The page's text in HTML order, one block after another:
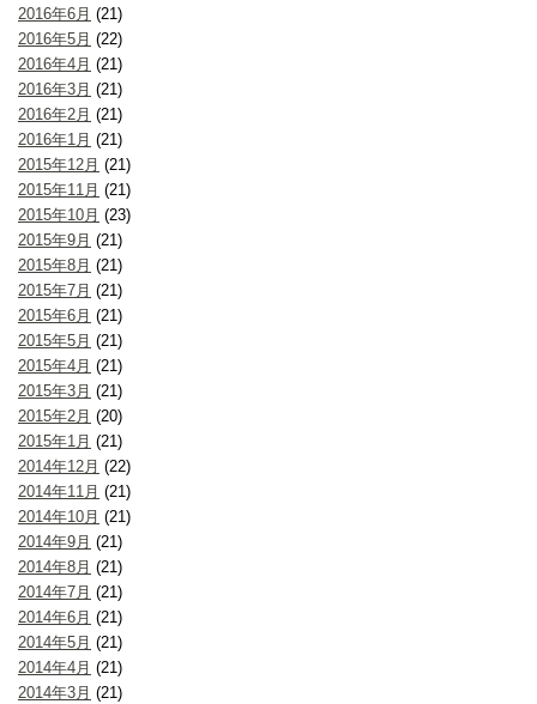
2016年6月 (21)
2016年5月 (22)
2016年4月 (21)
2016年3月 (21)
2016年2月 (21)
2016年1月 (21)
2015年12月 (21)
2015年11月 (21)
2015年10月 (23)
2015年9月 (21)
2015年8月 (21)
2015年7月 (21)
2015年6月 (21)
2015年5月 (21)
2015年4月 (21)
2015年3月 (21)
2015年2月 (20)
2015年1月 (21)
2014年12月 (22)
2014年11月 (21)
2014年10月 (21)
2014年9月 (21)
2014年8月 (21)
2014年7月 (21)
2014年6月 (21)
2014年5月 (21)
2014年4月 (21)
2014年3月 (21)